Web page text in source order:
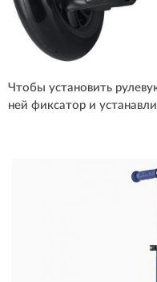
Чтобы установить
ней фиксатор и